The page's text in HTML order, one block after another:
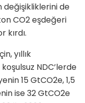
değişikliklerini de
CO2 eşdeğeri
kırdı.
yıllık
NDC’lerde
15 GtCO2e, 1,5
ise 32 GtCO2e